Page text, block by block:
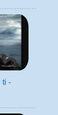
ti -